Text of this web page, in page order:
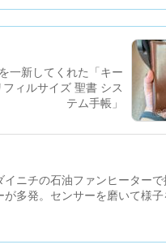
一新してくれた「キー
ィルサイズ 聖書 シス
テム手帳」
イニチの石油ファンヒーターで
が多発。センサーを磨いて様子